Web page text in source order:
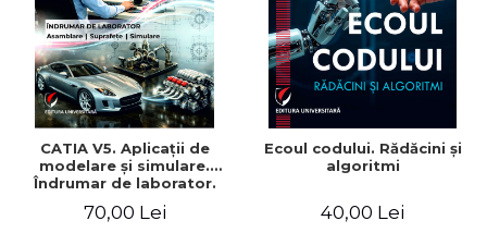
CATIA V5. Aplicaţii de
modelare şi simulare.
Îndrumar de laborator.
facultăţile cu profil
70,00 Lei
Ecoul codului. Rădăcini şi
algoritmi
40,00 Lei